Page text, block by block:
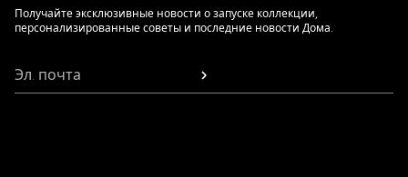
Получайте эксклюзивные новости о запуске коллекции,
персонализированные советы и последние новости Дома.
Эл. почта